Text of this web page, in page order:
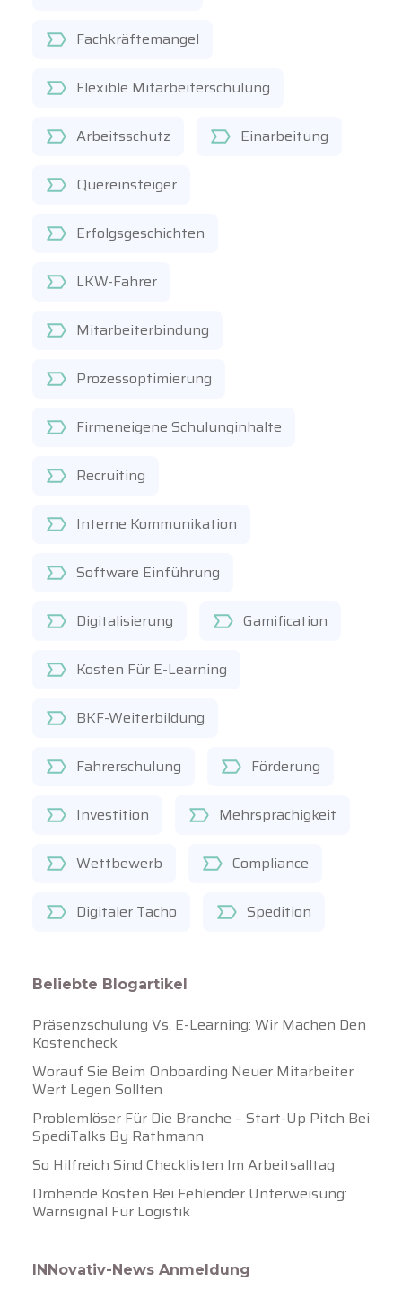
Fachkräftemangel
Flexible Mitarbeiterschulung
Arbeitsschutz Einarbeitung
Quereinsteiger
Erfolgsgeschichten
LKW-Fahrer
Mitarbeiterbindung
Prozessoptimierung
Firmeneigene Schulunginhalte
Recruiting
Interne Kommunikation
Software Einführung
Digitalisierung Gamification
Kosten Für E-Learning
BKF-Weiterbildung
Fahrerschulung Förderung
Investition Mehrsprachigkeit
Wettbewerb Compliance
Digitaler Tacho Spedition
Beliebte Blogartikel
Präsenzschulung Vs. E-Learning: Wir Machen Den
Kostencheck
Worauf Sie Beim Onboarding Neuer Mitarbeiter
Wert Legen Sollten
Problemlöser Für Die Branche – Start-Up Pitch Bei
SpediTalks By Rathmann
So Hilfreich Sind Checklisten Im Arbeitsalltag
Drohende Kosten Bei Fehlender Unterweisung:
Warnsignal Für Logistik
INNovativ-News Anmeldung